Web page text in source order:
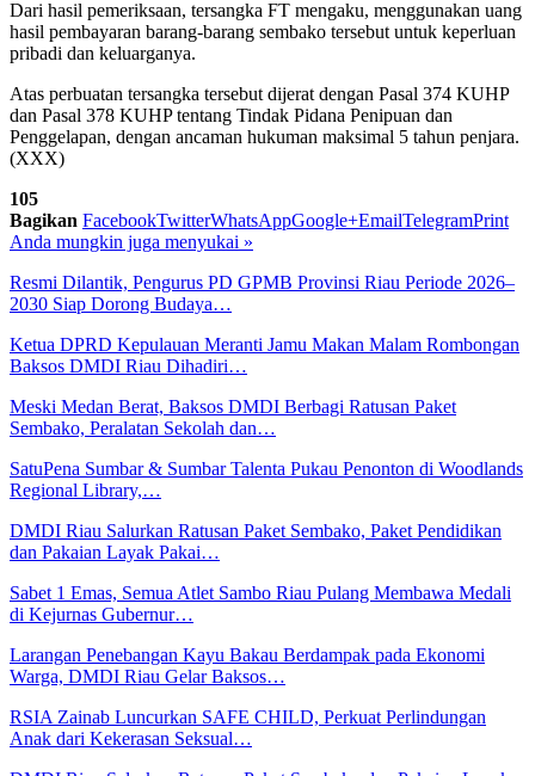
Dari hasil pemeriksaan, tersangka FT mengaku, menggunakan uang
hasil pembayaran barang-barang sembako tersebut untuk keperluan
pribadi dan keluarganya.
Atas perbuatan tersangka tersebut dijerat dengan Pasal 374 KUHP
dan Pasal 378 KUHP tentang Tindak Pidana Penipuan dan
Penggelapan, dengan ancaman hukuman maksimal 5 tahun penjara.
(XXX)
105
Bagikan FacebookTwitterWhatsAppGoogle+EmailTelegramPrint
Anda mungkin juga menyukai »
Resmi Dilantik, Pengurus PD GPMB Provinsi Riau Periode 2026–
2030 Siap Dorong Budaya…
Ketua DPRD Kepulauan Meranti Jamu Makan Malam Rombongan
Baksos DMDI Riau Dihadiri…
Meski Medan Berat, Baksos DMDI Berbagi Ratusan Paket
Sembako, Peralatan Sekolah dan…
SatuPena Sumbar & Sumbar Talenta Pukau Penonton di Woodlands
Regional Library,…
DMDI Riau Salurkan Ratusan Paket Sembako, Paket Pendidikan
dan Pakaian Layak Pakai…
Sabet 1 Emas, Semua Atlet Sambo Riau Pulang Membawa Medali
di Kejurnas Gubernur…
Larangan Penebangan Kayu Bakau Berdampak pada Ekonomi
Warga, DMDI Riau Gelar Baksos…
RSIA Zainab Luncurkan SAFE CHILD, Perkuat Perlindungan
Anak dari Kekerasan Seksual…